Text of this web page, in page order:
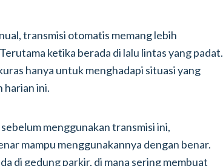
transmisi otomatis memang lebih
ketika berada di lalu lintas yang padat.
hanya untuk menghadapi situasi yang
harian ini.
menggunakan transmisi ini,
mampu menggunakannya dengan benar.
di gedung parkir, di mana sering membuat